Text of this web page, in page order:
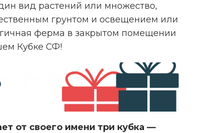
вид растений или множество,
грунтом и освещением или
ферма в закрытом помещении
Кубке СФ!
от своего имени три кубка —